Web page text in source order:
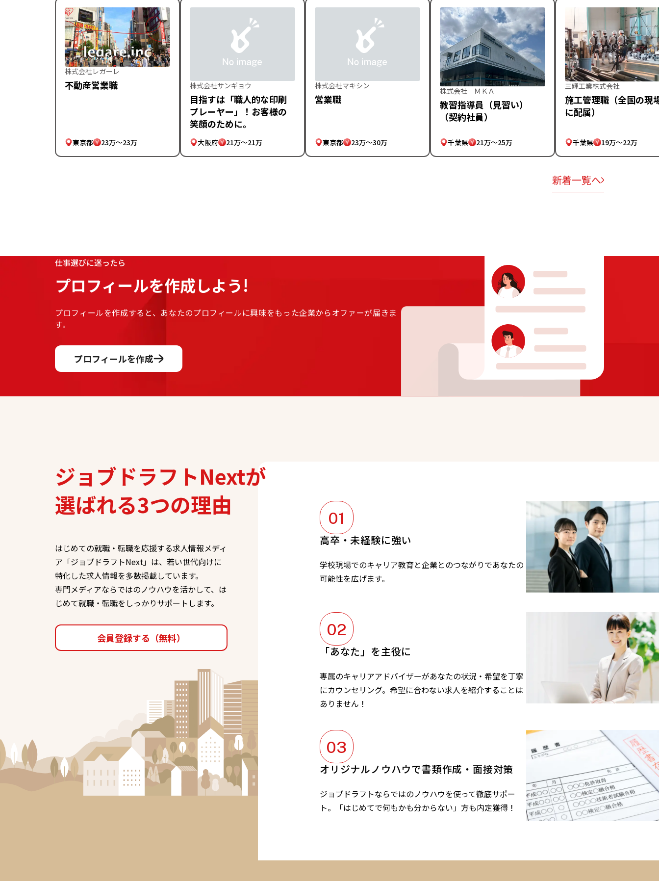
株式会社レガーレ
不動産営業職
東京都 23万～23万
株式会社サンギョウ
目指すは「職人的な印刷
プレーヤー」！お客様の
笑顔のために。
大阪府 21万～21万
株式会社マキシン
営業職
東京都 23万～30万
株式会社 ＭＫＡ
教習指導員（見習い）
（契約社員）
千葉県 21万～25万
三輝工業株式会社
施工管理職（全国の現
に配属）
千葉県 19万～22万
新着一覧へ
仕事選びに迷ったら
プロフィールを作成しよう!
プロフィールを作成すると、あなたのプロフィールに興味をもった企業からオファーが届きま
す。
プロフィールを作成
ジョブドラフトNextが
選ばれる3つの理由
はじめての就職・転職を応援する求人情報メディ
ア「ジョブドラフトNext」は、若い世代向けに
特化した求人情報を多数掲載しています。
専門メディアならではのノウハウを活かして、は
じめて就職・転職をしっかりサポートします。
高卒・未経験に強い
学校現場でのキャリア教育と企業とのつながりであなたの
可能性を広げます。
「あなた」を主役に
専属のキャリアアドバイザーがあなたの状況・希望を丁寧
にカウンセリング。希望に合わない求人を紹介することは
ありません！
オリジナルノウハウで書類作成・面接対策
ジョブドラフトならではのノウハウを使って徹底サポー
ト。「はじめてで何もかも分からない」方も内定獲得！
会員登録する（無料）